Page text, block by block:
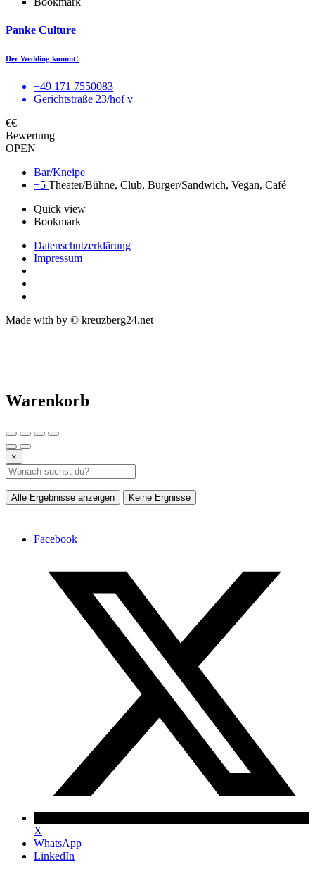
Panke Culture
Der Wedding kommt!
+49 171 7550083
Gerichtstraße 23/hof v
€€
Bewertung
OPEN
Bar/Kneipe
+5 Theater/Bühne, Club, Burger/Sandwich, Vegan, Café
Quick view
Bookmark
Datenschutzerklärung
Impressum
Made with by © kreuzberg24.net
Warenkorb
×
Alle Ergebnisse anzeigen Keine Ergnisse
Facebook
X
WhatsApp
LinkedIn